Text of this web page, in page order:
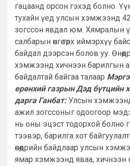
гацаанд орсон гэхэд болно.
тухайн үед улсын хэмжээнд
зогссон явдал юм. Хямралын
салбарын өнгө төрх иймэрхүү
байдал дээрсэн болов уу.
хэмжээнд хичнээн барилгын
байдалтай байгаа талаар
ерөнхий газрын Дэд бүтцийн
дарга Ганбат:Улсын
ажил зогссоныг одоогоор
нь оны эцэст тодорхой болно
тээвэр, барилга хот
өнөөдрийн байдлаар улсын
ямар хэмжээнд яваа, хичнээн